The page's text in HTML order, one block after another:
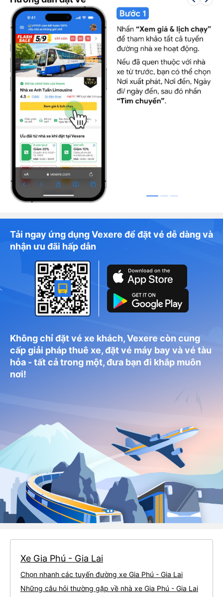
Tải ngay ứng dụng Vexere để đặt vé dễ dàng và
nhận ưu đãi hấp dẫn
Không chỉ đặt vé xe khách, Vexere còn cung
cấp giải pháp thuê xe, đặt vé máy bay và vé tàu
hỏa - tất cả trong một, đưa bạn đi khắp muôn
nơi!
Xe Gia Phú - Gia Lai
Chọn nhanh các tuyến đường xe Gia Phú - Gia Lai
Những câu hỏi thường gặp về nhà xe Gia Phú - Gia Lai